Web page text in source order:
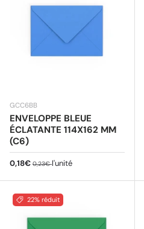
GCC6BB
ENVELOPPE BLEUE
ÉCLATANTE 114X162 MM
(C6)
Prix soldé
0,18€ Prix habituel
0,23€l'unité
22% réduit